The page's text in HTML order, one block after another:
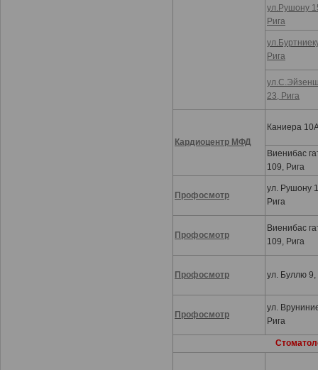
ул.Рушону
Рига
Рига
23, Рига
Кардиоцентр МФД
Каниера
Виенибас
109, Рига
Профосмотр
ул. Рушону
Рига
Профосмотр
Виенибас
109, Рига
Профосмотр ул. Буллю 9,
Профосмотр
ул.
Рига